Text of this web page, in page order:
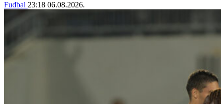
Fudbal 23:18 06.08.2026.